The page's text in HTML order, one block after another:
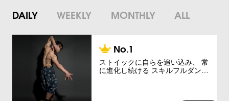
DAILY WEEKLY MONTHLY ALL
ストイックに自らを追い込み、 常
に進化し続ける スキルフルダン…